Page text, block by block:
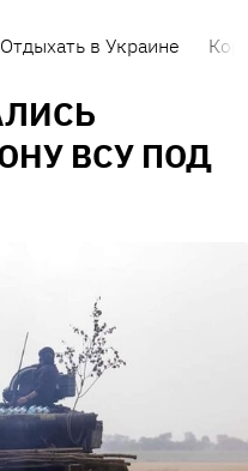
Отдыхать в Украине
ВСУ ПОД